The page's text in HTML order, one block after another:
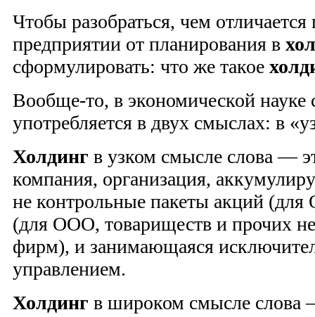
Чтобы разобраться, чем
предприятии от планирования в
сформулировать: что же такое
Вообще-то, в экономической науке
употребляется в двух смыслах: в
Холдинг в узком смысле слова —
компания, организация,
не контрольные пакеты акций
(для ООО, товариществ и прочих
фирм), и занимающаяся
управлением.
Холдинг в широком смысле слова